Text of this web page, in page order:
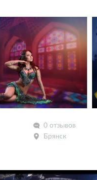
0 отзывов
Брянск